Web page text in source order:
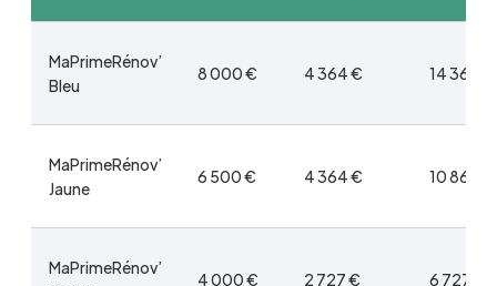
MaPrimeRénov’
Bleu
8 000 € 4 364 € 14 364 €
MaPrimeRénov’
Jaune
6 500 € 4 364 € 10 864 €
MaPrimeRénov’
4 000 € 2 727 € 6 727 €